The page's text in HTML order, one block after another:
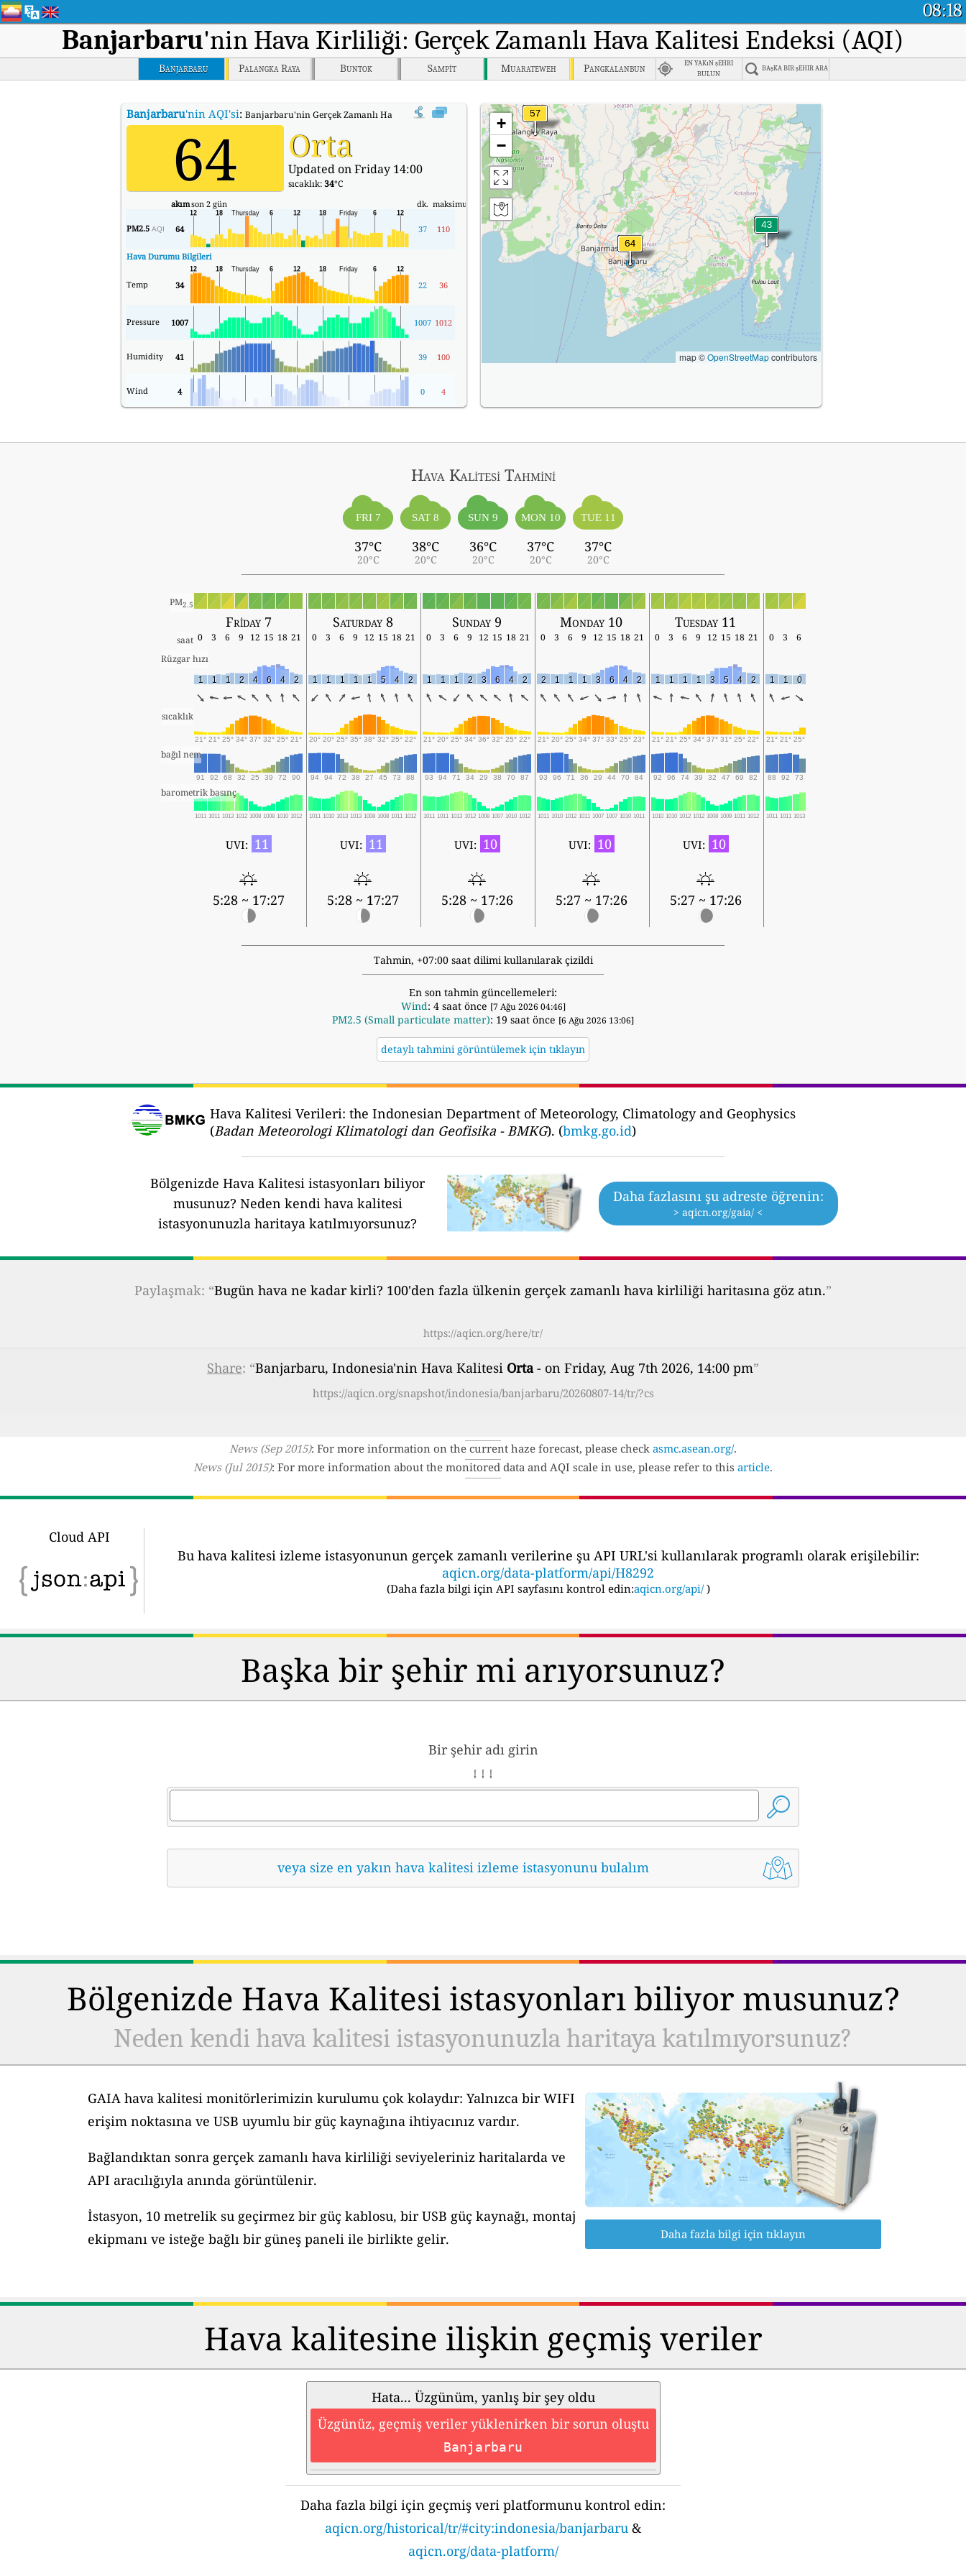
08:18
Banjarbaru'nin Hava Kirliliği: Gerçek Zamanlı Hava Kalitesi Endeksi (AQI)
Banjarbaru Palangka Raya Buntok Sampit Muarateweh Pangkalanbun
EN YAKıN şEHRI
BULUN
BAşKA BIR şEHIR ARA
Banjarbaru'nin AQI'si: Banjarbaru'nin Gerçek Zamanlı Hava Kalitesi Endeksi (AQI).
64 Orta
Updated on Friday 14:00
sıcaklık:34°C
akımson 2 gün dk. maksimum
PM2.5 AQI 64 37 110
Hava Durumu Bilgileri
Temp 34 22 36
Pressure 1007 1007 1012
Humidity 41 39 100
Wind 4 0 4
+
−
map ©OpenStreetMapcontributors
Hava Kalitesi Tahmini
FRI 7
37°C
20°C
SAT 8
38°C
20°C
SUN 9
36°C
20°C
MON 10
37°C
20°C
TUE 11
37°C
20°C
PM2.5
Friday 7 Saturday 8 Sunday 9 Monday 10 Tuesday 11
saat 0 3 6 9 12 15 18 21 0 3 6 9 12 15 18 21 0 3 6 9 12 15 18 21 0 3 6 9 12 15 18 21 0 3 6 9 12 15 18 21 0 3
6
Rüzgar hızı
1 1 1 2 4 6 4 2 1 1 1 1 1 5 4 2 1 1 1 2 3 6 4 2 2 1 1 1 3 6 4 2 1 1 1 1 3 5 4 2 1 1 0
sıcaklık
21° 21° 25° 34° 37° 32° 25° 21° 20° 20° 25° 35° 38° 32° 25° 22° 21° 20° 25° 34° 36° 32° 25° 22° 21° 20° 25° 34° 37° 33° 25° 23° 21° 21° 25° 34° 37° 31° 25° 22° 21° 21° 25°
bağıl nem
91 92 68 32 25 39 72 90 94 94 72 38 27 45 73 88 93 94 71 34 29 38 70 87 93 96 71 36 29 44 70 84 92 96 74 39 32 47 69 82 88 92 73
barometrik basınç
1011 1011 1013 1012 1008 1008 1010 1012 1011 1010 1013 1013 1008 1008 1011 1012 1011 1011 1013 1012 1008 1007 1010 1012 1011 1010 1012 1011 1007 1007 1010 1011 1010 1010 1012 1012 1008 1009 1011 1012 1011 1011 1013
UVI: 11
5:28 ~ 17:27
UVI: 11
5:28 ~ 17:27
UVI: 10
5:28 ~ 17:26
UVI: 10
5:27 ~ 17:26
UVI: 10
5:27 ~ 17:26
Tahmin, +07:00 saat dilimi kullanılarak çizildi
En son tahmin güncellemeleri:
Wind: 4 saat önce [7 Ağu 2026 04:46]
PM2.5 (Small particulate matter): 19 saat önce [6 Ağu 2026 13:06]
detaylı tahmini görüntülemek için tıklayın
Hava Kalitesi Verileri: the Indonesian Department of Meteorology, Climatology and Geophysics
(Badan Meteorologi Klimatologi dan Geofisika - BMKG). (bmkg.go.id)
Bölgenizde Hava Kalitesi istasyonları biliyor
musunuz? Neden kendi hava kalitesi
istasyonunuzla haritaya katılmıyorsunuz?
Daha fazlasını şu adreste öğrenin:
> aqicn.org/gaia/ <
Paylaşmak: “Bugün hava ne kadar kirli? 100'den fazla ülkenin gerçek zamanlı hava kirliliği haritasına göz atın.”
https://aqicn.org/here/tr/
Share: “Banjarbaru, Indonesia'nin Hava Kalitesi Orta- on Friday, Aug 7th 2026, 14:00 pm”
https://aqicn.org/snapshot/indonesia/banjarbaru/20260807-14/tr/?cs
News (Sep 2015): For more information on the current haze forecast, please check asmc.asean.org/.
News (Jul 2015): For more information about the monitored data and AQI scale in use, please refer to this article.
Cloud API
Bu hava kalitesi izleme istasyonunun gerçek zamanlı verilerine şu API URL'si kullanılarak programlı olarak erişilebilir:
aqicn.org/data-platform/api/H8292
(Daha fazla bilgi için API sayfasını kontrol edin:aqicn.org/api/ )
Başka bir şehir mi arıyorsunuz?
Bir şehir adı girin
↓ ↓ ↓
veya size en yakın hava kalitesi izleme istasyonunu bulalım
Bölgenizde Hava Kalitesi istasyonları biliyor musunuz?
Neden kendi hava kalitesi istasyonunuzla haritaya katılmıyorsunuz?
GAIA hava kalitesi monitörlerimizin kurulumu çok kolaydır: Yalnızca bir WIFI
erişim noktasına ve USB uyumlu bir güç kaynağına ihtiyacınız vardır.
Bağlandıktan sonra gerçek zamanlı hava kirliliği seviyeleriniz haritalarda ve
API aracılığıyla anında görüntülenir.
İstasyon, 10 metrelik su geçirmez bir güç kablosu, bir USB güç kaynağı, montaj
ekipmanı ve isteğe bağlı bir güneş paneli ile birlikte gelir.
Daha fazla bilgi için tıklayın
Hava kalitesine ilişkin geçmiş veriler
Hata... Üzgünüm, yanlış bir şey oldu
Üzgünüz, geçmiş veriler yüklenirken bir sorun oluştu
Banjarbaru
Daha fazla bilgi için geçmiş veri platformunu kontrol edin:
aqicn.org/historical/tr/#city:indonesia/banjarbaru &
aqicn.org/data-platform/